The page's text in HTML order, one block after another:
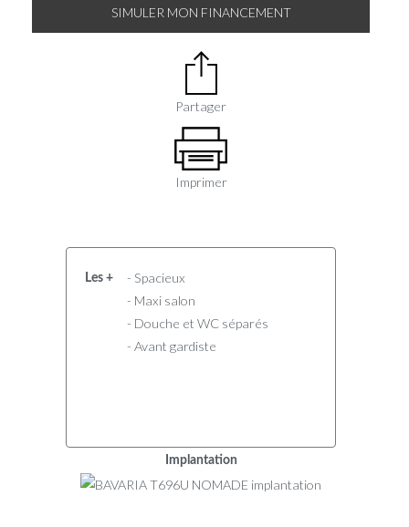
SIMULER MON FINANCEMENT
Partager
Imprimer
Les +
- Spacieux
- Maxi salon
- Douche et WC séparés
- Avant gardiste
Implantation